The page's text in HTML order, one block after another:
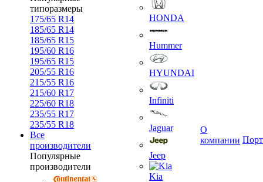
типоразмеры
175/65 R14
185/65 R14
185/65 R15
195/60 R16
195/65 R15
205/55 R16
215/55 R16
215/60 R17
225/60 R18
235/55 R17
235/55 R18
Все
производители
Популярные
производители
HONDA
Hummer
HYUNDAI
Infiniti
Jaguar
Jeep
Kia
О
компании